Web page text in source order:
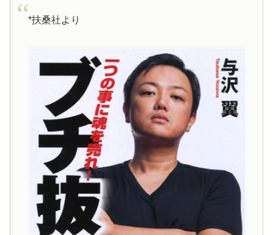
*扶桑社より